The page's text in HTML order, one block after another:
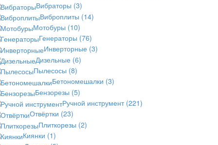
Вибраторы (3)
Виброплиты (14)
Мотобуры (10)
Генераторы (76)
Инверторные (3)
Дизельные (6)
Пылесосы (8)
Бетономешалки (3)
Бензорезы (5)
Ручной инструмент (221)
Отвёртки (23)
Плиткорезы (2)
Киянки (1)